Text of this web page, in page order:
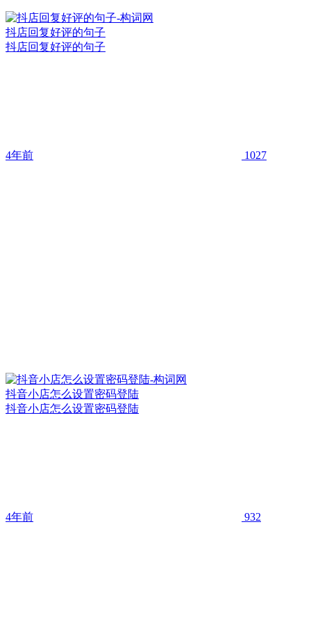
抖店回复好评的句子
抖店回复好评的句子
4年前 1027
抖音小店怎么设置密码登陆
抖音小店怎么设置密码登陆
4年前 932